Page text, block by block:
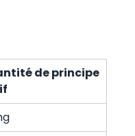
de principe